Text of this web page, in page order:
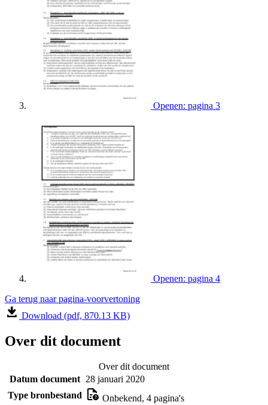
Openen: pagina 3
Openen: pagina 4
Ga terug naar pagina-voorvertoning
Download (pdf, 870.13 KB)
Over dit document
Over dit document
Datum document 28 januari 2020
Type bronbestand
Onbekend, 4 pagina's